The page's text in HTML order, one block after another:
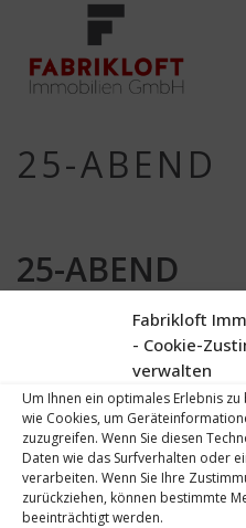
Fabrikloft
- Cookie-
verwalten
Um Ihnen ein optimales Erlebnis
wie Cookies, um
zuzugreifen. Wenn Sie diesen
Daten wie das Surfverhalten oder
verarbeiten. Wenn Sie Ihre
zurückziehen, können bestimmte
beeinträchtigt werden.
25-ABEND
25-ABEND
Thomas Effendy Verfasst2.